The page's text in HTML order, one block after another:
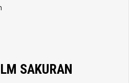
SAKURAN